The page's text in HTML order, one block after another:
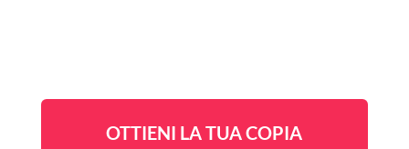
OTTIENI LA TUA COPIA